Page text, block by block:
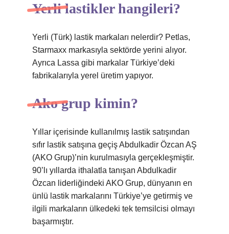
Yerli lastikler hangileri?
Yerli (Türk) lastik markaları nelerdir? Petlas,
Starmaxx markasıyla sektörde yerini alıyor.
Ayrıca Lassa gibi markalar Türkiye’deki
fabrikalarıyla yerel üretim yapıyor.
Ako grup kimin?
Yıllar içerisinde kullanılmış lastik satışından
sıfır lastik satışına geçiş Abdulkadir Özcan AŞ
(AKO Grup)’nin kurulmasıyla gerçekleşmiştir.
90’lı yıllarda ithalatla tanışan Abdulkadir
Özcan liderliğindeki AKO Grup, dünyanın en
ünlü lastik markalarını Türkiye’ye getirmiş ve
ilgili markaların ülkedeki tek temsilcisi olmayı
başarmıştır.